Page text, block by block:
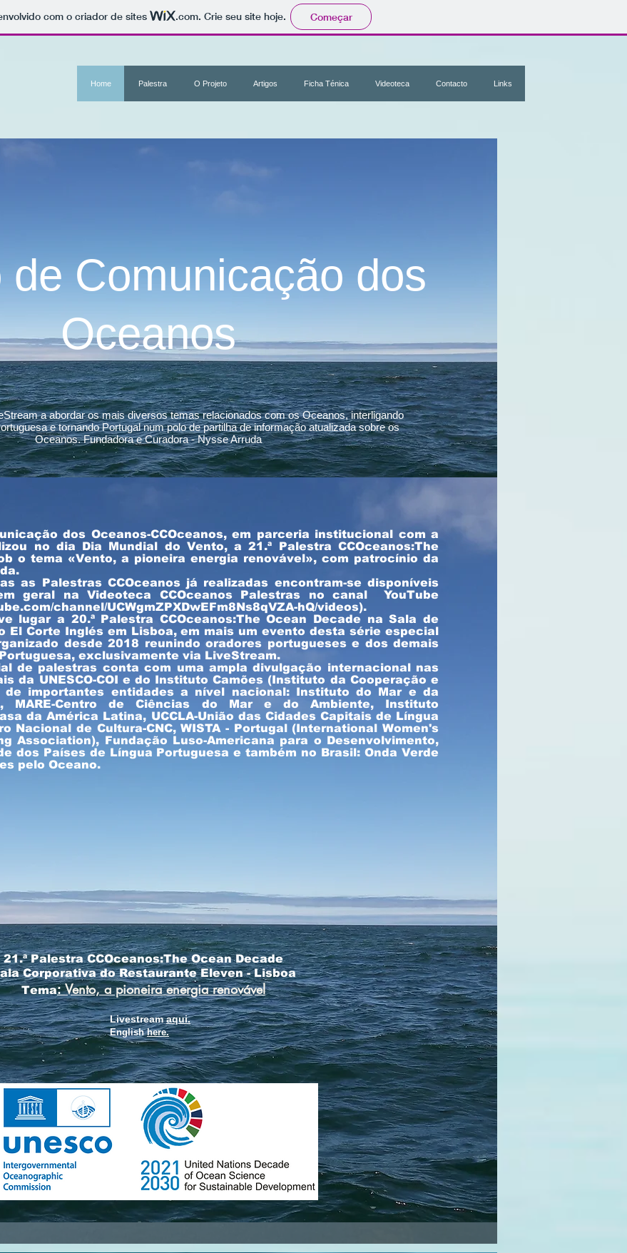
com o criador de sites .com. Crie seu site hoje. Começar
Home Palestra O Projeto Artigos Ficha Ténica Videoteca Contacto Links
de Comunicação dos
Oceanos
a abordar os mais diversos temas relacionados com os Oceanos, interligando
e tornando Portugal num polo de partilha de informação atualizada sobre os
Oceanos. Fundadora e Curadora - Nysse Arruda
2ª palestra CCOceanos-Nazaré
9 Novembro– Forte de S.Miguel Arcanjo, Nazaré -18:00-19:30
as muitas questões sobre uma tradição secular
Livestreamaqui!
Rodrigo Koxa
dos Oceanos-CCOceanos, em parceria institucional com a
no dia Dia Mundial do Vento, a 21.ª Palestra CCOceanos:The
o tema «Vento, a pioneira energia renovável», com patrocínio da
as Palestras CCOceanos já realizadas encontram-se disponíveis
geral na Videoteca CCOceanos Palestras no canal YouTube
channel/UCWgmZPXDwEFm8Ns8qVZA-hQ/videos).
lugar a 20.ª Palestra CCOceanos:The Ocean Decade na Sala de
El Corte Inglés em Lisboa, em mais um evento desta série especial
desde 2018 reunindo oradores portugueses e dos demais
exclusivamente via LiveStream.
de palestras conta com uma ampla divulgação internacional nas
da UNESCO-COI e do Instituto Camões (Instituto da Cooperação e
de importantes entidades a nível nacional: Instituto do Mar e da
MARE-Centro de Ciências do Mar e do Ambiente, Instituto
da América Latina, UCCLA-União das Cidades Capitais de Língua
Nacional de Cultura-CNC, WISTA - Portugal (International Women's
Association), Fundação Luso-Americana para o Desenvolvimento,
dos Países de Língua Portuguesa e também no Brasil: Onda Verde
pelo Oceano.
21.ª Palestra CCOceanos:The Ocean Decade
Corporativa do Restaurante Eleven - Lisboa
Tema:Vento, a pioneira energia renovável
Livestreamaqui.
Englishhere.